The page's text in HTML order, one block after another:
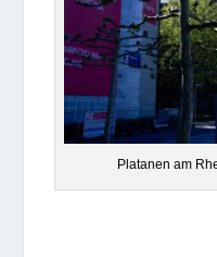
Pla­ta­nen am